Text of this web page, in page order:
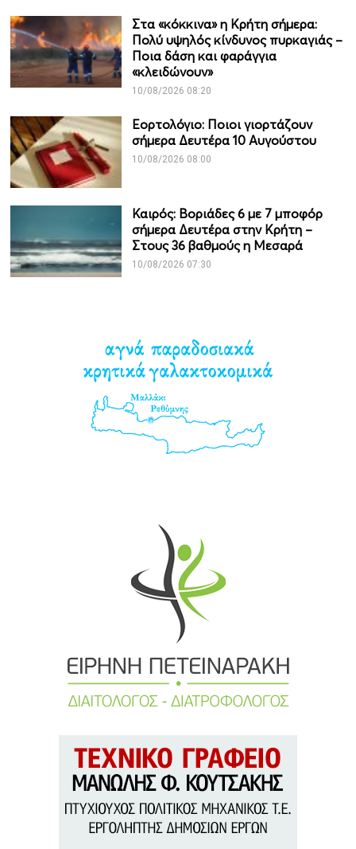
Στα «κόκκινα» η Κρήτη σήμερα:
Πολύ υψηλός κίνδυνος πυρκαγιάς –
Ποια δάση και φαράγγια
«κλειδώνουν»
10/08/2026 08:20
Εορτολόγιο: Ποιοι γιορτάζουν
σήμερα Δευτέρα 10 Αυγούστου
10/08/2026 08:00
Καιρός: Βοριάδες 6 με 7 μποφόρ
σήμερα Δευτέρα στην Κρήτη –
Στους 36 βαθμούς η Μεσαρά
10/08/2026 07:30